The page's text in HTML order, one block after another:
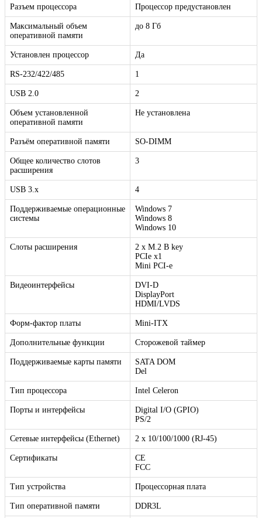
Разъем процессора Процессор предустановлен
Максимальный объем
оперативной памяти
до 8 Гб
Установлен процессор Да
RS-232/422/485 1
USB 2.0 2
Объем установленной
оперативной памяти
Не установлена
Разъём оперативной памяти SO-DIMM
Общее количество слотов
расширения
3
USB 3.x 4
Поддерживаемые операционные
системы
Windows 7
Windows 8
Windows 10
Слоты расширения
2 x M.2 В key
PCIe x1
Mini PCI-e
Видеоинтерфейсы
DVI-D
DisplayPort
HDMI/LVDS
Форм-фактор платы Mini-ITX
Дополнительные функции Сторожевой таймер
Поддерживаемые карты памяти
SATA DOM
Del
Тип процессора Intel Celeron
Порты и интерфейсы
Digital I/O (GPIO)
PS/2
Сетевые интерфейсы (Ethernet) 2 x 10/100/1000 (RJ-45)
Сертификаты
CE
FCC
Тип устройства Процессорная плата
Тип оперативной памяти DDR3L